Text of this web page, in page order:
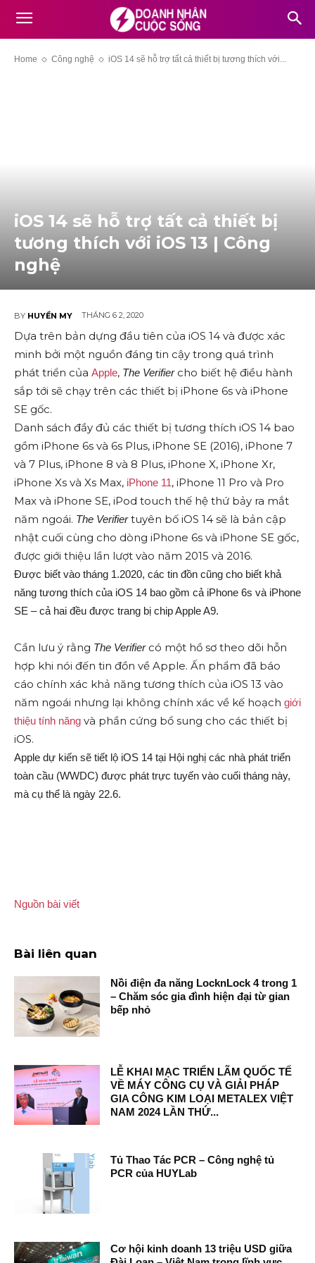
Home Công nghệ iOS 14 sẽ hỗ trợ tất cả thiết bị tương thích với...
iOS 14 sẽ hỗ trợ tất cả thiết bị
tương thích với iOS 13 | Công
nghệ
BY HUYỀN MY THÁNG 6 2, 2020
Dựa trên bản dựng đầu tiên của iOS 14 và được xác
minh bởi một nguồn đáng tin cậy trong quá trình
phát triển của Apple, The Verifier cho biết hệ điều hành
sắp tới sẽ chạy trên các thiết bị iPhone 6s và iPhone
SE gốc.
Danh sách đầy đủ các thiết bị tương thích iOS 14 bao
gồm iPhone 6s và 6s Plus, iPhone SE (2016), iPhone 7
và 7 Plus, iPhone 8 và 8 Plus, iPhone X, iPhone Xr,
iPhone Xs và Xs Max, iPhone 11, iPhone 11 Pro và Pro
Max và iPhone SE, iPod touch thế hệ thứ bảy ra mắt
năm ngoái. The Verifiertuyên bố iOS 14 sẽ là bản cập
nhật cuối cùng cho dòng iPhone 6s và iPhone SE gốc,
được giới thiệu lần lượt vào năm 2015 và 2016.
Được biết vào tháng 1.2020, các tin đồn cũng cho biết khả
năng tương thích của iOS 14 bao gồm cả iPhone 6s và iPhone
SE – cả hai đều được trang bị chip Apple A9.
Cần lưu ý rằng The Verifiercó một hồ sơ theo dõi hỗn
hợp khi nói đến tin đồn về Apple. Ấn phẩm đã báo
cáo chính xác khả năng tương thích của iOS 13 vào
năm ngoái nhưng lại không chính xác về kế hoạch giới
thiệu tính năng và phần cứng bổ sung cho các thiết bị
iOS.
Apple dự kiến sẽ tiết lộ iOS 14 tại Hội nghị các nhà phát triển
toàn cầu (WWDC) được phát trực tuyến vào cuối tháng này,
mà cụ thể là ngày 22.6.
Nguồn bài viết
Bài liên quan
Nồi điện đa năng LocknLock 4 trong 1
– Chăm sóc gia đình hiện đại từ gian
bếp nhỏ
LỄ KHAI MẠC TRIỂN LÃM QUỐC TẾ
VỀ MÁY CÔNG CỤ VÀ GIẢI PHÁP
GIA CÔNG KIM LOẠI METALEX VIỆT
NAM 2024 LẦN THỨ...
Tủ Thao Tác PCR – Công nghệ tủ
PCR của HUYLab
Cơ hội kinh doanh 13 triệu USD giữa